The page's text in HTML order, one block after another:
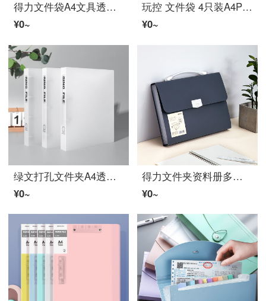
得力文件袋A4文具透明档案袋资料袋票据收纳袋文件夹オフィス用品缠绳多機能大容量塑料袋 5511【白色12个装】
¥0~
玩控 文件袋 4只装A4PVC按扣档案袋オフィス资料袋试卷票据收纳袋 寻找月亮文件袋4个装
¥0~
绿文打孔文件夹A4透明两孔ルーズリーフ夹试卷夹2孔3孔4孔插页双孔档案资料D型夹塑料穿孔夹オフィス文フォルダ收纳夹 LW3504 透明4孔夹 2个装
¥0~
得力文件夹资料册多层A4插页档案夹风琴文件夹学生用风琴包文件夹乐谱收纳分类试卷夹孕检资料夹文件袋包 深蓝
¥0~